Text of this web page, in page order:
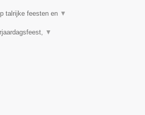
talrijke feesten en ▼
▼